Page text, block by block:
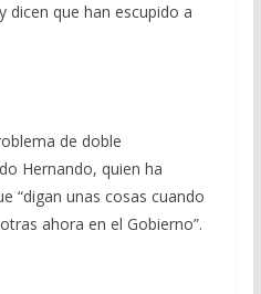
dicen que han escupido a
de doble
Hernando, quien ha
“digan unas cosas cuando
ahora en el Gobierno”.